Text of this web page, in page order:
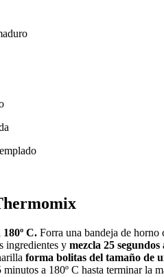
C. Forra una bandeja de horno
ingredientes y mezcla 25
forma bolitas del tamaño de
a 180º C hasta terminar la